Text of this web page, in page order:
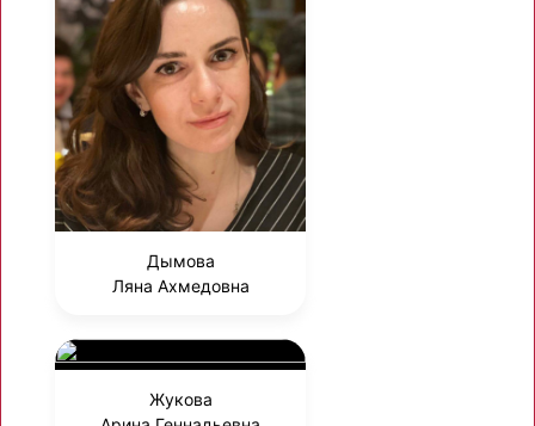
Дымова
Ляна Ахмедовна
Жукова